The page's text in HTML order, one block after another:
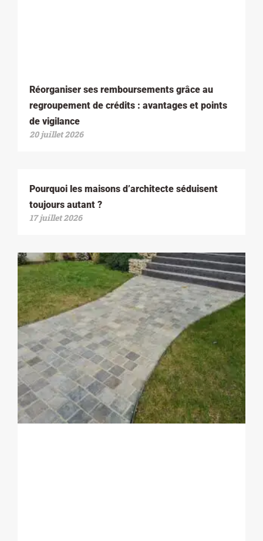
Réorganiser ses remboursements grâce au
regroupement de crédits : avantages et points
de vigilance
20 juillet 2026
Pourquoi les maisons d’architecte séduisent
toujours autant ?
17 juillet 2026